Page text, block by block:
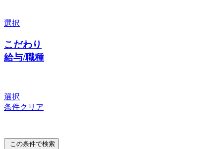
選択
こだわり
給与/職種
選択
条件クリア
この条件で検索